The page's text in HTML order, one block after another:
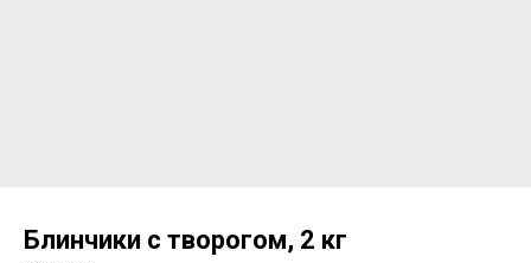
Блинчики с творогом, 2 кг